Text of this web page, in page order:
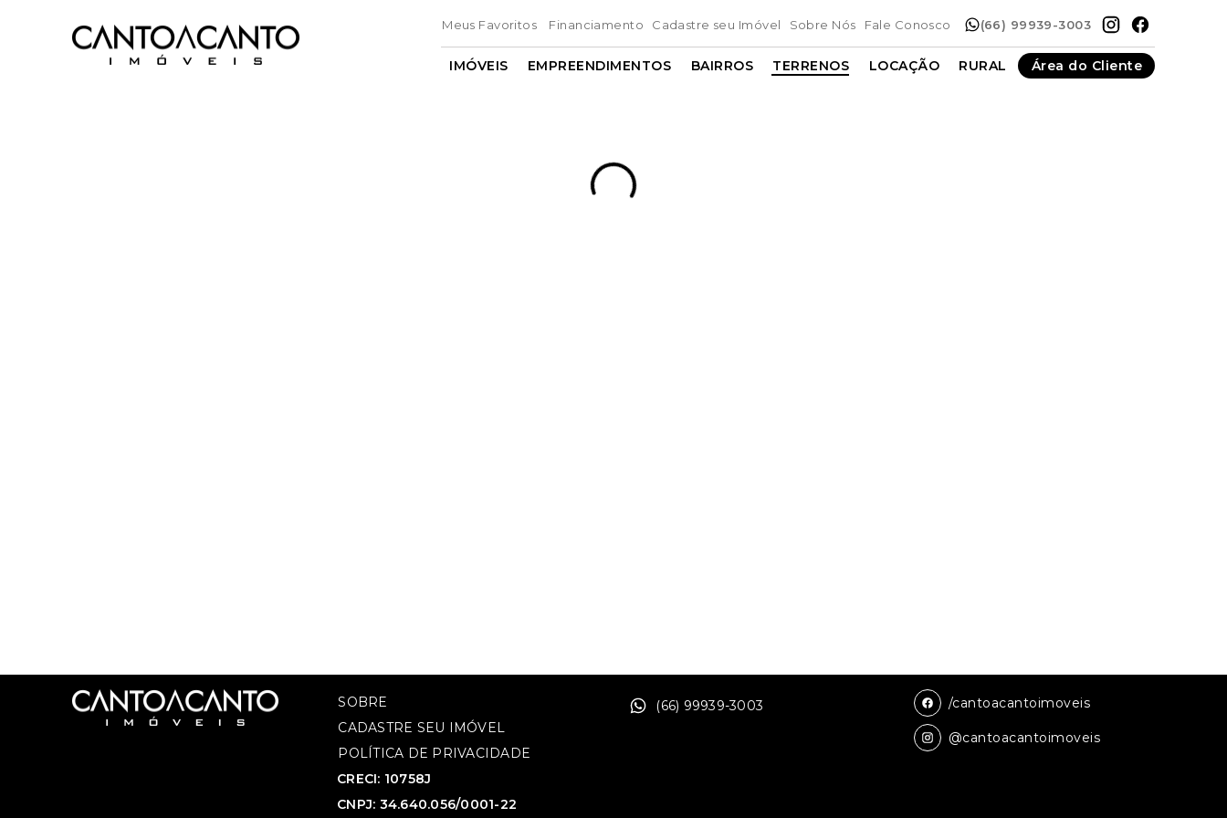
Meus Favoritos Financiamento Cadastre seu Imóvel Sobre Nós Fale Conosco (66) 99939-3003
IMÓVEIS EMPREENDIMENTOS BAIRROS TERRENOS LOCAÇÃO RURAL Área do Cliente
SOBRE
CADASTRE SEU IMÓVEL
POLÍTICA DE PRIVACIDADE
CRECI: 10758J
CNPJ: 34.640.056/0001-22
(66) 99939-3003 /cantoacantoimoveis
@cantoacantoimoveis